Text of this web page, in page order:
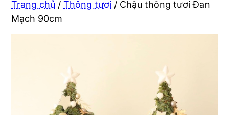
Trang chủ /Thông tươi / Chậu thông tươi Đan
Mạch 90cm